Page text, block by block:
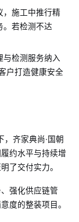
，施工中推行精
。若检测不达
与检测服务纳入
户打造健康安全
，齐家典尚·国朝
约水平与持续增
了交付实力。
强化供应链管
度的整装项目。